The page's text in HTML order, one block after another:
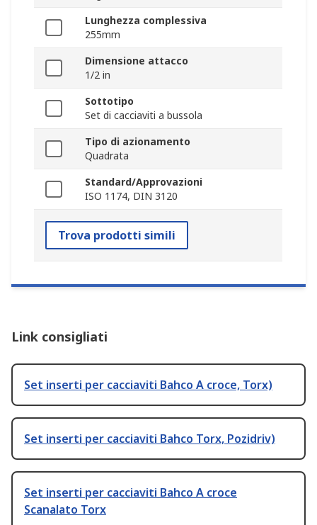
Lunghezza complessiva
255mm
Dimensione attacco
1/2 in
Sottotipo
Set di cacciaviti a bussola
Tipo di azionamento
Quadrata
Standard/Approvazioni
ISO 1174, DIN 3120
Trova prodotti simili
Link consigliati
Set inserti per cacciaviti Bahco A croce, Torx)
Set inserti per cacciaviti Bahco Torx, Pozidriv)
Set inserti per cacciaviti Bahco A croce
Scanalato Torx